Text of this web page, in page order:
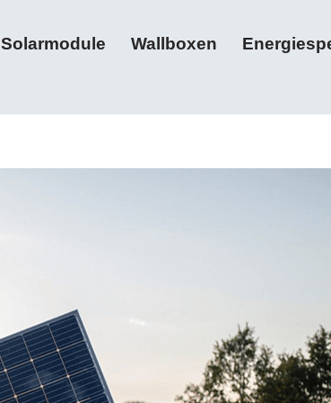
Solarmodule Wallboxen